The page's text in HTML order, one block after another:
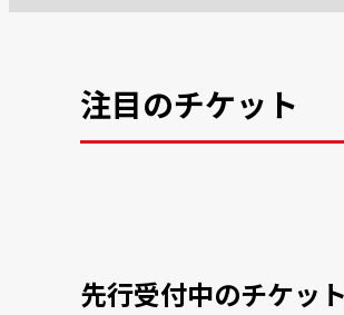
注目のチケット
先行受付中のチケット